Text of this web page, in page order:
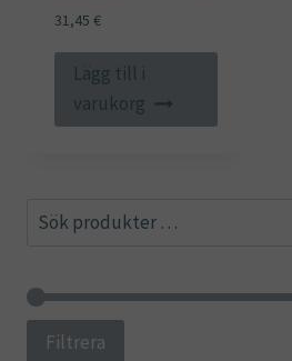
31,45 €
Lägg till i
varukorg
Sök
Filtrera